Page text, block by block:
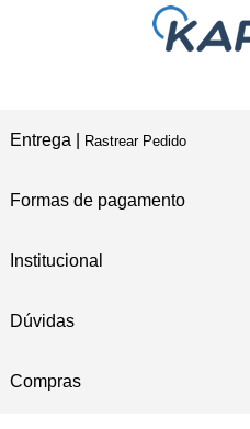
Entrega | Rastrear Pedido
Formas de pagamento
Institucional
Dúvidas
Compras